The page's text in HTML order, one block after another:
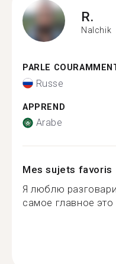
R.
Nalchik
PARLE
Russe
APPREND
Arabe
Mes sujets favoris
Я люблю
самое главное это